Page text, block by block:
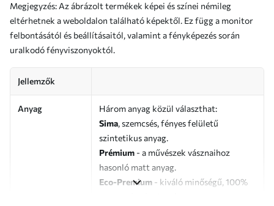
Megjegyzés: Az ábrázolt termékek képei és színei némileg
eltérhetnek a weboldalon található képektől. Ez függ a monitor
felbontásától és beállításaitól, valamint a fényképezés során
uralkodó fényviszonyoktól.
Jellemzők
Anyag
Három anyag közül választhat:
Sima, szemcsés, fényes felületű
szintetikus anyag.
Prémium - a művészek vásznaihoz
hasonló matt anyag.
Eco-Premium - kiváló minőségű, 100%